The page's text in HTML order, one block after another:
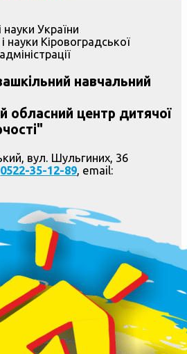
науки України
науки Кіровоградської
навчальний
обласний центр дитячої
вул. Шульгиних, 36
0522-35-12-89, email: